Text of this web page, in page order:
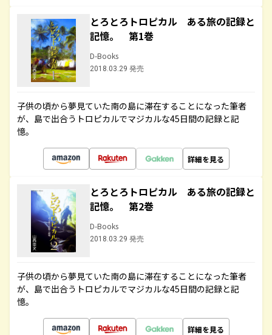
とろとろトロピカル ある旅の記録と
記憶。 第1巻
D-Books
2018.03.29 発売
子供の頃から夢見ていた南の島に滞在することになった筆者
が、島で出合うトロピカルでマジカルな45日間の記録と記
憶。
詳細を見る
とろとろトロピカル ある旅の記録と
記憶。 第2巻
D-Books
2018.03.29 発売
子供の頃から夢見ていた南の島に滞在することになった筆者
が、島で出合うトロピカルでマジカルな45日間の記録と記
憶。
詳細を見る